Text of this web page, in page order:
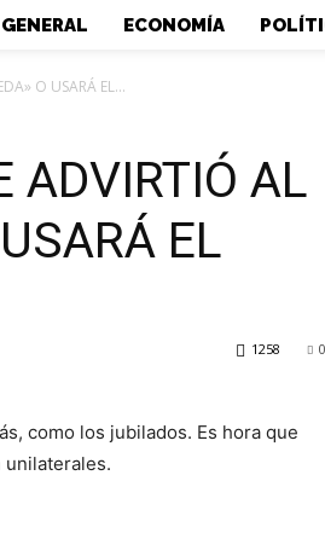
ECONOMÍA
O USARÁ EL...
ADVIRTIÓ AL
EL
0
1258
como los jubilados. Es hora que
unilaterales.